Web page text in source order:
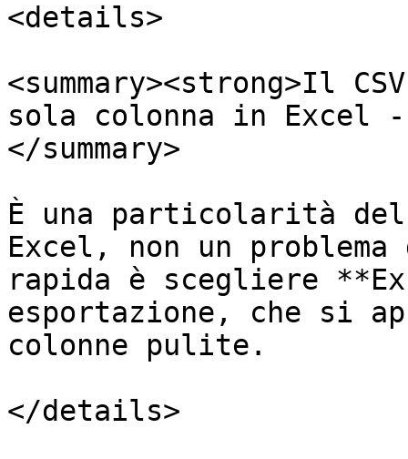
<details>
<summary><strong>Il
sola colonna in Excel -
</summary>
È una particolarità
Excel, non un
rapida è scegliere
esportazione, che si
colonne pulite.
</details>